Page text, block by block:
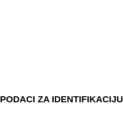
PODACI ZA IDENTIFIKACIJU